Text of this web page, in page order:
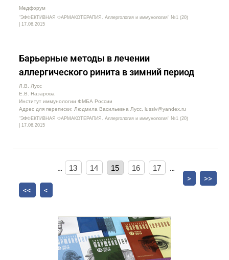
Медфорум
"ЭФФЕКТИВНАЯ ФАРМАКОТЕРАПИЯ. Аллергология и иммунология" №1 (20)
| 17.06.2015
Барьерные методы в лечении
аллергического ринита в зимний период
Л.В. Лусс
Е.В. Назарова
Институт иммунологии ФМБА России
Адрес для переписки: Людмила Васильевна Лусс, lusslv@yandex.ru
"ЭФФЕКТИВНАЯ ФАРМАКОТЕРАПИЯ. Аллергология и иммунология" №1 (20)
| 17.06.2015
<< <
… 13 14 15 16 17
…
>
>>